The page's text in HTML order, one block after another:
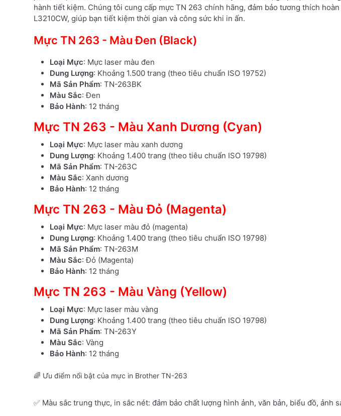
hành tiết kiệm. Chúng tôi cung cấp mực TN 263 chính hãng, đảm bảo tương thích
L3210CW, giúp bạn tiết kiệm thời gian và công sức khi in ấn.
Mực TN 263 - Màu Đen (Black)
Loại Mực: Mực laser màu đen
Dung Lượng: Khoảng 1.500 trang (theo tiêu chuẩn ISO 19752)
Mã Sản Phẩm: TN-263BK
Màu Sắc: Đen
Bảo Hành: 12 tháng
Mực TN 263 - Màu Xanh Dương (Cyan)
Loại Mực: Mực laser màu xanh dương
Dung Lượng: Khoảng 1.400 trang (theo tiêu chuẩn ISO 19798)
Mã Sản Phẩm: TN-263C
Màu Sắc: Xanh dương
Bảo Hành: 12 tháng
Mực TN 263 - Màu Đỏ (Magenta)
Loại Mực: Mực laser màu đỏ (magenta)
Dung Lượng: Khoảng 1.400 trang (theo tiêu chuẩn ISO 19798)
Mã Sản Phẩm: TN-263M
Màu Sắc: Đỏ (Magenta)
Bảo Hành: 12 tháng
Mực TN 263 - Màu Vàng (Yellow)
Loại Mực: Mực laser màu vàng
Dung Lượng: Khoảng 1.400 trang (theo tiêu chuẩn ISO 19798)
Mã Sản Phẩm: TN-263Y
Màu Sắc: Vàng
Bảo Hành: 12 tháng
🌈 Ưu điểm nổi bật của mực in Brother TN-263
✅ Màu sắc trung thực, in sắc nét: đảm bảo chất lượng hình ảnh, văn bản, biểu đồ, ảnh